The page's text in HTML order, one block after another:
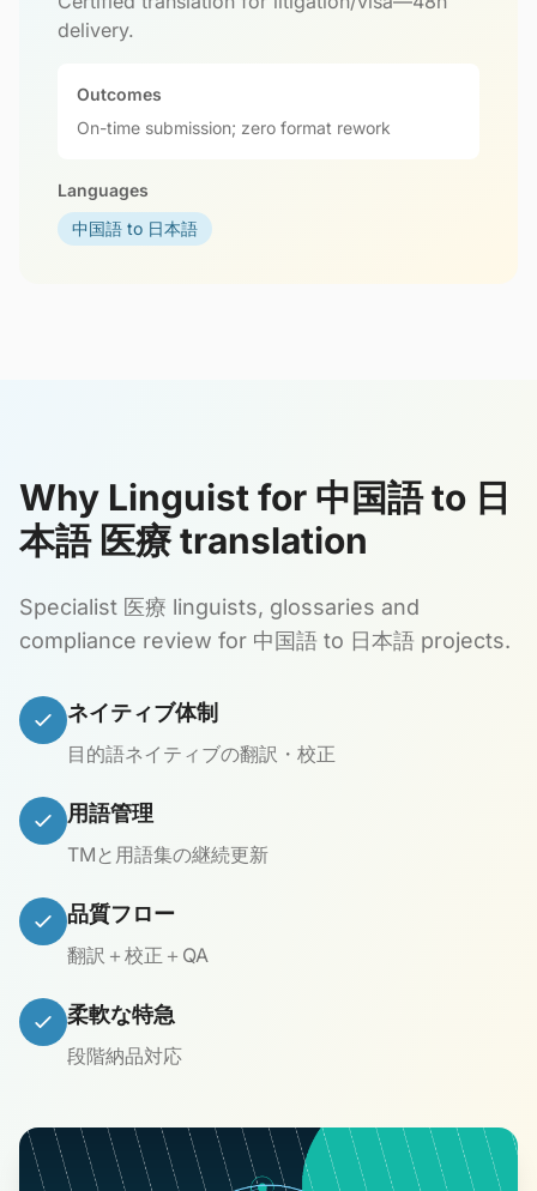
delivery.
Outcomes
On-time submission; zero format rework
Languages
中国語 to 日本語
Why Linguist for 中国語 to 日
本語 医療 translation
Specialist 医療 linguists, glossaries and
compliance review for 中国語 to 日本語 projects.
ネイティブ体制
目的語ネイティブの翻訳・校正
用語管理
TMと用語集の継続更新
品質フロー
翻訳＋校正＋QA
柔軟な特急
段階納品対応